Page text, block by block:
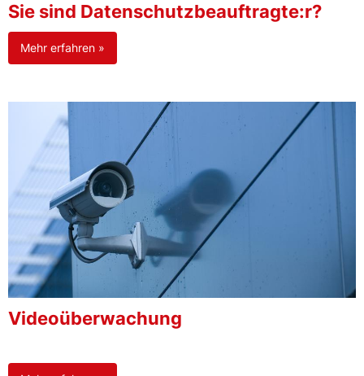
Sie sind Datenschutzbeauftragte:r?
Mehr erfahren »
Videoüberwachung